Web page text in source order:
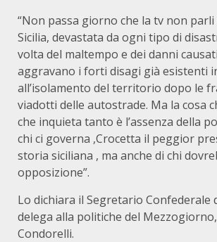
“Non passa giorno che la tv non
Sicilia, devastata da ogni tipo di
volta del maltempo e dei danni
aggravano i forti disagi già esistenti
all’isolamento del territorio dopo le
viadotti delle autostrade. Ma la cosa
che inquieta tanto è l’assenza della
chi ci governa ,Crocetta il peggior
storia siciliana , ma anche di chi
opposizione”.
Lo dichiara il Segretario Confederale
delega alla politiche del
Condorelli.